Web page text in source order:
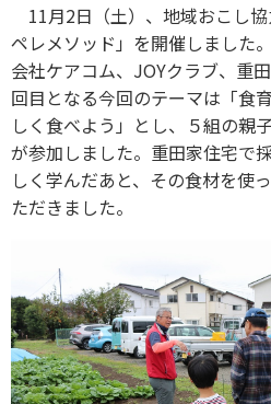
11月2日（土）、地域おこし
ペレメソッド」を開催しました
会社ケアコム、JOYクラブ、重
回目となる今回のテーマは「
しく食べよう」とし、５組の親
が参加しました。重田家住宅で
しく学んだあと、その食材を使
ただきました。